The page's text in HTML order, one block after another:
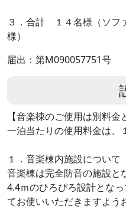
３．合計 １４名様（ソフ
様）
届出：第M090057751号
【音楽棟のご使用は別料金
一泊当たりの使用料金は、
１．音楽棟内施設について
音楽棟は完全防音の施設と
4.4ｍのひろびろ設計とな
てお使いいただきますよう